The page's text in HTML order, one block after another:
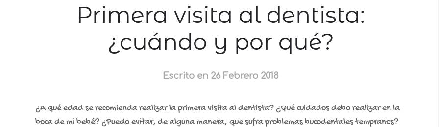
Primera visita al dentista:
¿cuándo y por qué?
Escrito en 26 Febrero 2018
¿A qué edad se recomienda realizar la primera visita al dentista? ¿Qué cuidados debo realizar en la
boca de mi bebé? ¿Puedo evitar, de alguna manera, que sufra problemas bucodentales tempranos?